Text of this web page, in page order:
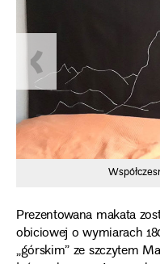
Prezentowana makata
obiciowej o wymiarach
„górskim” ze szczytem